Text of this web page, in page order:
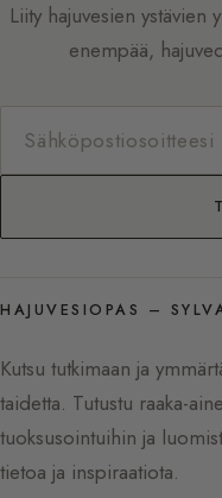
Liity hajuvesien ystävien
enempää,
HAJUVESIOPAS –
Kutsu tutkimaan ja
taidetta. Tutustu raaka-
tuoksusointuihin ja
tietoa ja inspiraatiota.